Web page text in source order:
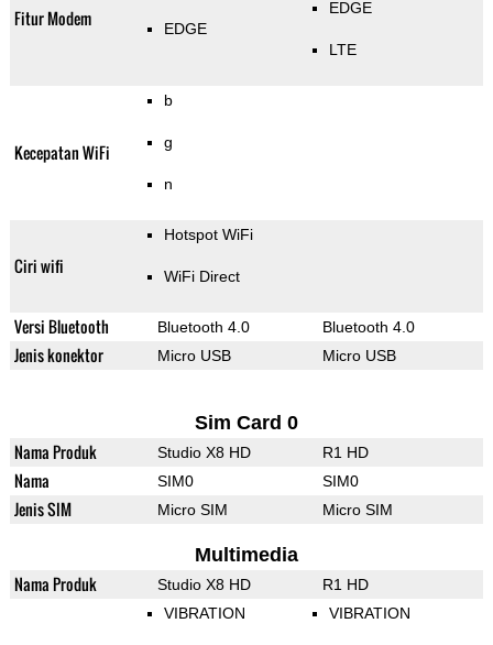
Fitur Modem EDGE
EDGE
LTE
Kecepatan WiFi
b
g
n
Ciri wifi
Hotspot WiFi
WiFi Direct
Versi Bluetooth Bluetooth 4.0 Bluetooth 4.0
Jenis konektor Micro USB Micro USB
Sim Card 0
Nama Produk Studio X8 HD R1 HD
Nama SIM0 SIM0
Jenis SIM Micro SIM Micro SIM
Multimedia
Nama Produk Studio X8 HD R1 HD
VIBRATION VIBRATION